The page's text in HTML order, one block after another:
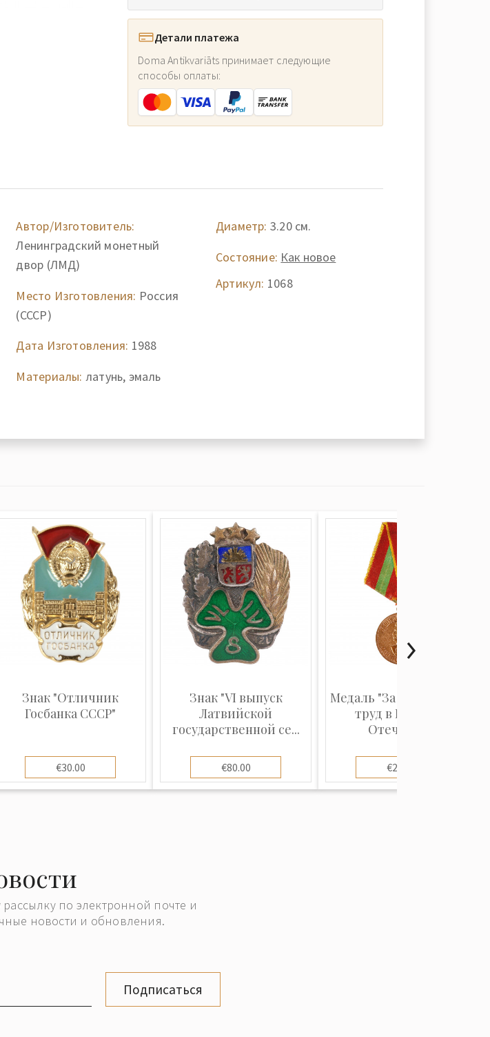
Детали платежа
Doma Antikvariāts принимает следующие
способы оплаты:
Автор/Изготовитель:
Ленинградский монетный
двор (ЛМД)
Место Изготовления: Россия
(СССР)
Дата Изготовления: 1988
Материалы: латунь, эмаль
Диаметр: 3.20 см.
Состояние: Как новое
Артикул: 1068
Знак "Отличник
Госбанка СССР"
€30.00
Знак "VI выпуск
Латвийской
государственной се...
€80.00
Медаль "За доблестный
труд в Великой
Отечеств...
€25.00
по электронной почте и
новости и обновления.
Подписаться